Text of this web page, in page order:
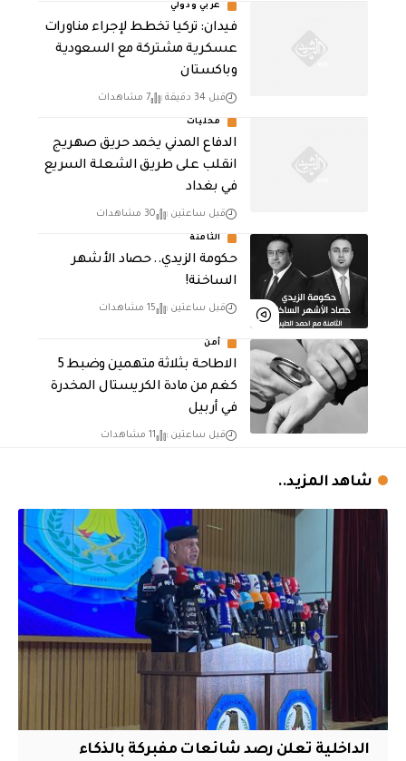
عربي ودولي
فيدان: تركيا تخطط لإجراء مناورات
عسكرية مشتركة مع السعودية
وباكستان
قبل 34 دقيقة 7 مشاهدات
محليات
الدفاع المدني يخمد حريق صهريج
انقلب على طريق الشعلة السريع
في بغداد
قبل ساعتين 30 مشاهدات
الثامنة
حكومة الزيدي.. حصاد الأشهر
الساخنة!
قبل ساعتين 15 مشاهدات
أمن
الاطاحة بثلاثة متهمين وضبط 5
كغم من مادة الكريستال المخدرة ​
في أربيل
قبل ساعتين 11 مشاهدات
شاهد المزيد..
الداخلية تعلن رصد شائعات مفبركة بالذكاء